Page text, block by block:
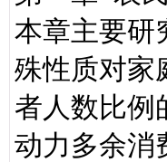
本章主要研
殊性质对家
者人数比例
动力多余消